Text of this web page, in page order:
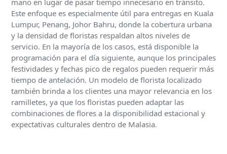
mano en lugar de pasar tiempo innecesario en tránsito.
Este enfoque es especialmente útil para entregas en Kuala
Lumpur, Penang, Johor Bahru, donde la cobertura urbana
y la densidad de floristas respaldan altos niveles de
servicio. En la mayoría de los casos, está disponible la
programación para el día siguiente, aunque los principales
festividades y fechas pico de regalos pueden requerir más
tiempo de antelación. Un modelo de florista localizado
también brinda a los clientes una mayor relevancia en los
ramilletes, ya que los floristas pueden adaptar las
combinaciones de flores a la disponibilidad estacional y
expectativas culturales dentro de Malasia.